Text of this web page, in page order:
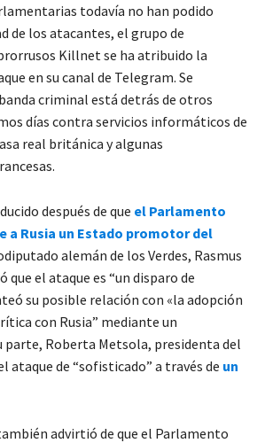
todavía no han podido
de los atacantes, el grupo de
Killnet se ha atribuido la
en su canal de Telegram. Se
criminal está detrás de otros
días contra servicios informáticos de
real británica y algunas
después de que el Parlamento
a Rusia un Estado promotor del
alemán de los Verdes, Rasmus
que el ataque es “un disparo de
su posible relación con «la adopción
con Rusia” mediante un
parte, Roberta Metsola, presidenta del
ataque de “sofisticado” a través de un
advirtió de que el Parlamento